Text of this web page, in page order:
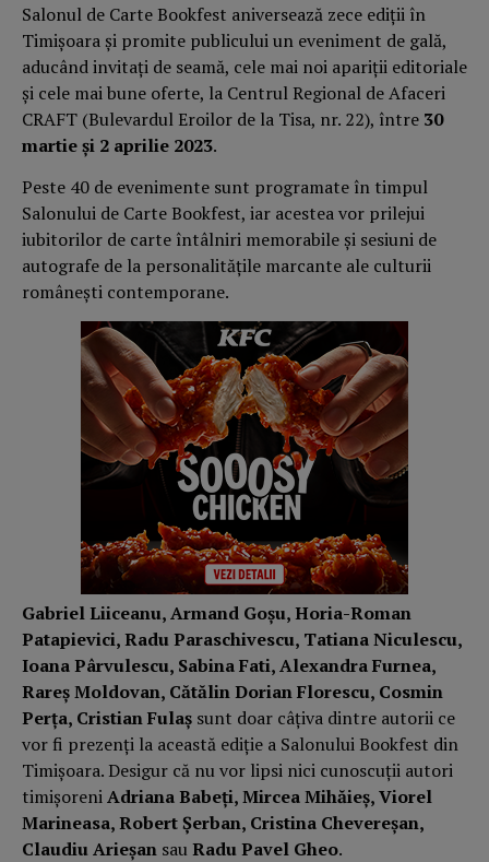
Salonul de Carte Bookfest aniversează zece ediții în
Timișoara și promite publicului un eveniment de gală,
aducând invitați de seamă, cele mai noi apariții editoriale
și cele mai bune oferte, la Centrul Regional de Afaceri
CRAFT (Bulevardul Eroilor de la Tisa, nr. 22), între 30
martie și 2 aprilie 2023.
Peste 40 de evenimente sunt programate în timpul
Salonului de Carte Bookfest, iar acestea vor prilejui
iubitorilor de carte întâlniri memorabile și sesiuni de
autografe de la personalitățile marcante ale culturii
românești contemporane.
Gabriel Liiceanu, Armand Goșu, Horia-Roman
Patapievici, Radu Paraschivescu, Tatiana Niculescu,
Ioana Pârvulescu, Sabina Fati, Alexandra Furnea,
Rareș Moldovan, Cătălin Dorian Florescu, Cosmin
Perța, Cristian Fulaș sunt doar câțiva dintre autorii ce
vor fi prezenți la această ediție a Salonului Bookfest din
Timișoara. Desigur că nu vor lipsi nici cunoscuții autori
timișoreniAdriana Babeți, Mircea Mihăieș, Viorel
Marineasa, Robert Șerban, Cristina Chevereșan,
Claudiu Arieșan sauRadu Pavel Gheo.